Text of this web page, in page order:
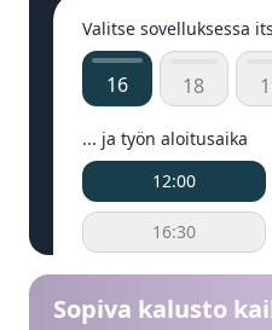
Valitse sovelluksessa
16 18
... ja työn aloitusaika
12:00
16:30
Sopiva kalusto